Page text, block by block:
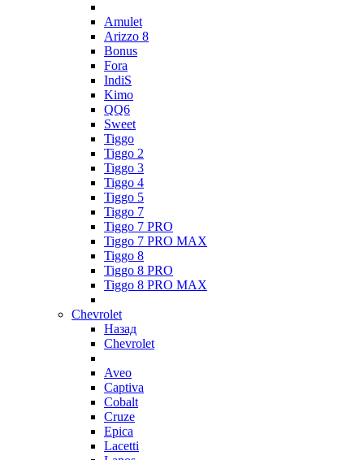
Amulet
Arizzo 8
Bonus
Fora
IndiS
Kimo
QQ6
Sweet
Tiggo
Tiggo 2
Tiggo 3
Tiggo 4
Tiggo 5
Tiggo 7
Tiggo 7 PRO
Tiggo 7 PRO MAX
Tiggo 8
Tiggo 8 PRO
Tiggo 8 PRO MAX
Chevrolet
Назад
Chevrolet
Aveo
Captiva
Cobalt
Cruze
Epica
Lacetti